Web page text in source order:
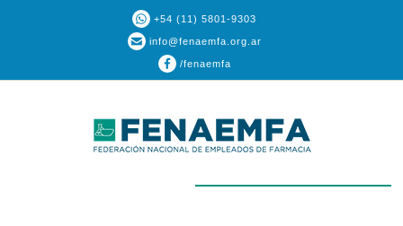
+54 (11) 5801-9303
info@fenaemfa.org.ar
/fenaemfa